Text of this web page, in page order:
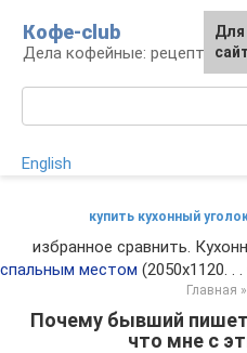
контенту
Кофе-club
Дела кофейные: рецепты и
English
купить кухонный
избранное сравнить.
спальным местом (2050х1120. .
Главная »
Почему бывший пишет
что мне с
Для